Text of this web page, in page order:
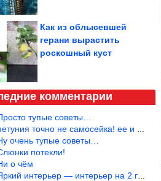
Как из облысевшей
герани вырастить
роскошный куст
комментарии
тупые советы…
точно не самосейка! ее и из рассады тяжело вырастить!
очень тупые советы…
потекли!
о чём
интерьер — интерьер на 2 года! Человек должен отдыхать в с